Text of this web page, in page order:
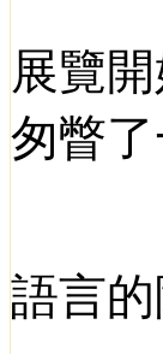
展覽
匆瞥
語言